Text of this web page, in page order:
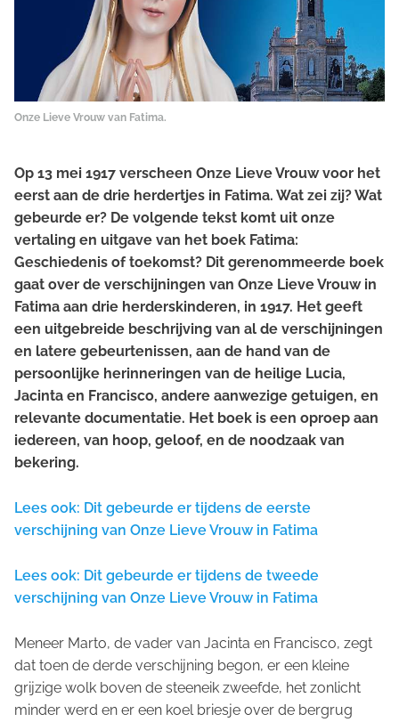
Onze Lieve Vrouw van Fatima.
Op 13 mei 1917 verscheen Onze Lieve Vrouw voor het
eerst aan de drie herdertjes in Fatima. Wat zei zij? Wat
gebeurde er? De volgende tekst komt uit onze
vertaling en uitgave van het boek Fatima:
Geschiedenis of toekomst? Dit gerenommeerde boek
gaat over de verschijningen van Onze Lieve Vrouw in
Fatima aan drie herderskinderen, in 1917. Het geeft
een uitgebreide beschrijving van al de verschijningen
en latere gebeurtenissen, aan de hand van de
persoonlijke herinneringen van de heilige Lucia,
Jacinta en Francisco, andere aanwezige getuigen, en
relevante documentatie. Het boek is een oproep aan
iedereen, van hoop, geloof, en de noodzaak van
bekering.
Lees ook: Dit gebeurde er tijdens de eerste
verschijning van Onze Lieve Vrouw in Fatima
Lees ook: Dit gebeurde er tijdens de tweede
verschijning van Onze Lieve Vrouw in Fatima
Meneer Marto, de vader van Jacinta en Francisco, zegt
dat toen de derde verschijning begon, er een kleine
grijzige wolk boven de steeneik zweefde, het zonlicht
minder werd en er een koel briesje over de bergrug